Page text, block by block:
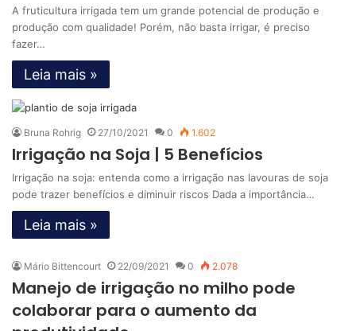
A fruticultura irrigada tem um grande potencial de produção e
produção com qualidade! Porém, não basta irrigar, é preciso
fazer…
Leia mais »
Bruna Rohrig 27/10/2021 0 1.602
Irrigação na Soja | 5 Benefícios
Irrigação na soja: entenda como a irrigação nas lavouras de soja
pode trazer benefícios e diminuir riscos Dada a importância…
Leia mais »
Mário Bittencourt 22/09/2021 0 2.078
Manejo de irrigação no milho pode
colaborar para o aumento da